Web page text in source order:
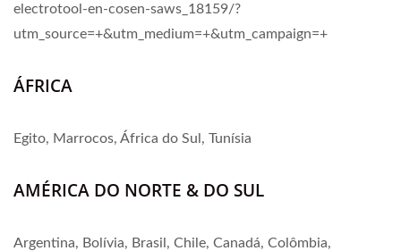
electrotool-en-cosen-saws_18159/?
utm_source=+&utm_medium=+&utm_campaign=+
ÁFRICA
Egito, Marrocos, África do Sul, Tunísia
AMÉRICA DO NORTE & DO SUL
Argentina, Bolívia, Brasil, Chile, Canadá, Colômbia,